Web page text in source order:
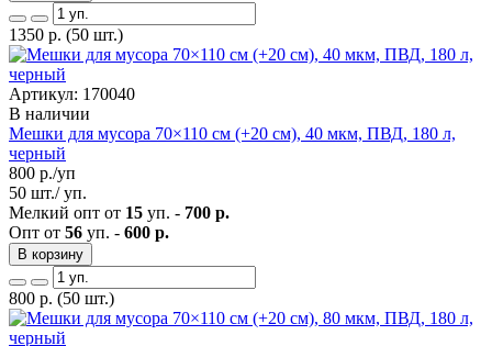
1350 р. (50 шт.)
Артикул: 170040
В наличии
Мешки для мусора 70×110 см (+20 см), 40 мкм, ПВД, 180 л,
черный
800 р./уп
50 шт./ уп.
Мелкий опт от 15 уп. - 700 р.
Опт от 56 уп. - 600 р.
В корзину
800 р. (50 шт.)